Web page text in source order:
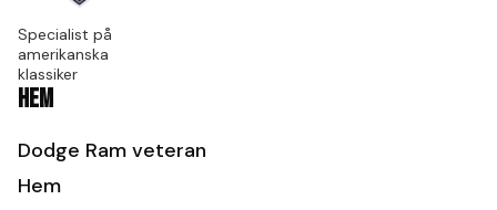
Specialist på
amerikanska
klassiker
Hem
Dodge Ram veteran
Hem